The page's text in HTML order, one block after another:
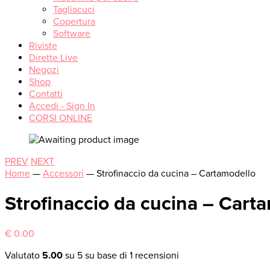
Tagliacuci
Copertura
Software
Riviste
Dirette Live
Negozi
Shop
Contatti
Accedi - Sign In
CORSI ONLINE
PREV NEXT
Home — Accessori — Strofinaccio da cucina – Cartamodello
Strofinaccio da cucina –
€ 0.00
Valutato 5.00 su 5 su base di 1 recensioni